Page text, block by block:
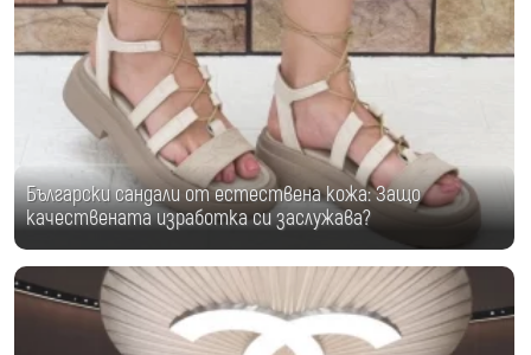
Български сандали от естествена кожа: Защо
качествената изработка си заслужава?